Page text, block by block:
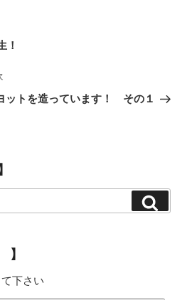
！
ットを造っています！ その１
下さい